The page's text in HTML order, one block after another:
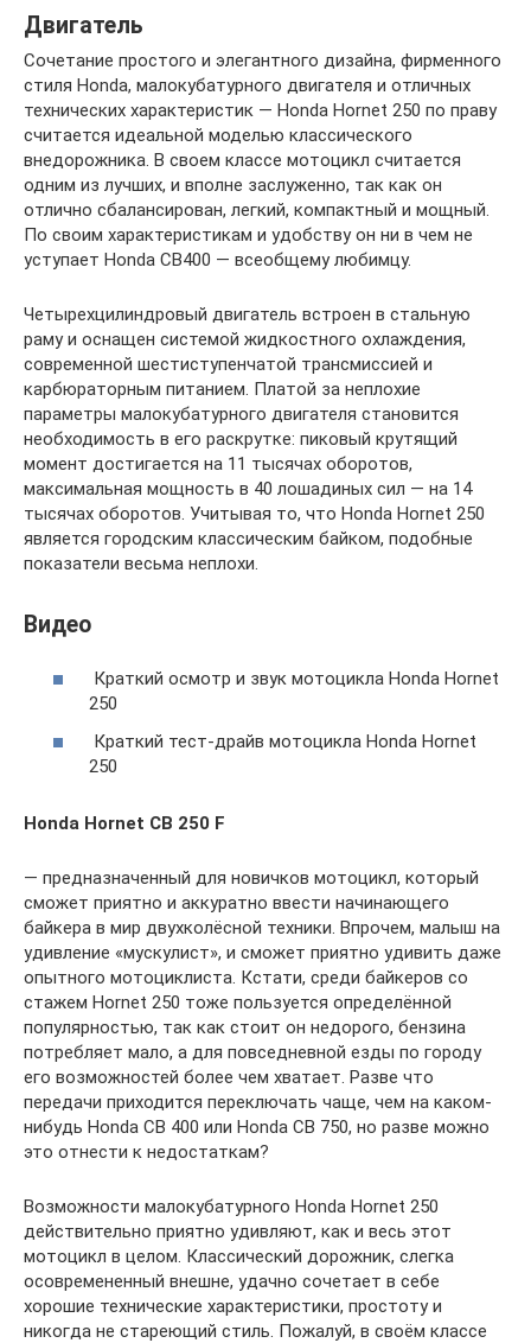
Двигатель
Сочетание простого и элегантного дизайна, фирменного
стиля Honda, малокубатурного двигателя и отличных
технических характеристик — Honda Hornet 250 по праву
считается идеальной моделью классического
внедорожника. В своем классе мотоцикл считается
одним из лучших, и вполне заслуженно, так как он
отлично сбалансирован, легкий, компактный и мощный.
По своим характеристикам и удобству он ни в чем не
уступает Honda CB400 — всеобщему любимцу.
Четырехцилиндровый двигатель встроен в стальную
раму и оснащен системой жидкостного охлаждения,
современной шестиступенчатой трансмиссией и
карбюраторным питанием. Платой за неплохие
параметры малокубатурного двигателя становится
необходимость в его раскрутке: пиковый крутящий
момент достигается на 11 тысячах оборотов,
максимальная мощность в 40 лошадиных сил — на 14
тысячах оборотов. Учитывая то, что Honda Hornet 250
является городским классическим байком, подобные
показатели весьма неплохи.
Видео
Краткий осмотр и звук мотоцикла Honda Hornet
250
Краткий тест-драйв мотоцикла Honda Hornet
250
Honda Hornet CB 250 F
— предназначенный для новичков мотоцикл, который
сможет приятно и аккуратно ввести начинающего
байкера в мир двухколёсной техники. Впрочем, малыш на
удивление «мускулист», и сможет приятно удивить даже
опытного мотоциклиста. Кстати, среди байкеров со
стажем Hornet 250 тоже пользуется определённой
популярностью, так как стоит он недорого, бензина
потребляет мало, а для повседневной езды по городу
его возможностей более чем хватает. Разве что
передачи приходится переключать чаще, чем на каком-
нибудь Honda CB 400 или Honda CB 750, но разве можно
это отнести к недостаткам?
Возможности малокубатурного Honda Hornet 250
действительно приятно удивляют, как и весь этот
мотоцикл в целом. Классический дорожник, слегка
осовремененный внешне, удачно сочетает в себе
хорошие технические характеристики, простоту и
никогда не стареющий стиль. Пожалуй, в своём классе